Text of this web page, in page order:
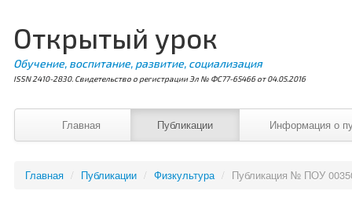
Открытый урок
Обучение, воспитание, развитие, социализация
ISSN 2410-2830. Свидетельство о регистрации Эл № ФС77-65466 от 04.05.2016
Главная Публикации Информация о
Главная / Публикации / Физкультура / Публикация № ПОУ